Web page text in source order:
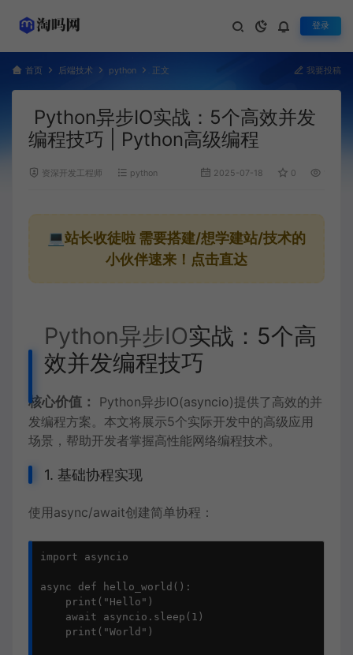
登录
首页 后端技术 python 正文 我要投稿
Python异步IO实战：5个高效并发
编程技巧 | Python高级编程
资深开发工程师 python 2025-07-18 0
💻站长收徒啦 需要搭建/想学建站/技术的
小伙伴速来！点击直达
Python异步IO实战：5个高
效并发编程技巧
核心价值：
Python异步IO(asyncio)提供了高效的并
发编程方案。本文将展示5个实际开发中的高级应用
场景，帮助开发者掌握高性能网络编程技术。
1. 基础协程实现
使用async/await创建简单协程：
import asyncio
async def hello_world():
    print("Hello")
    await asyncio.sleep(1)
    print("World")